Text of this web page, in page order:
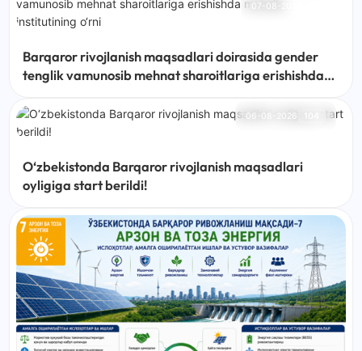
07-08-2026
Barqaror rivojlanish maqsadlari doirasida gender
tenglik vamunosib mehnat sharoitlariga erishishda
06-08-2026
O‘zbekistonda Barqaror rivojlanish maqsadlari
oyligiga start berildi!